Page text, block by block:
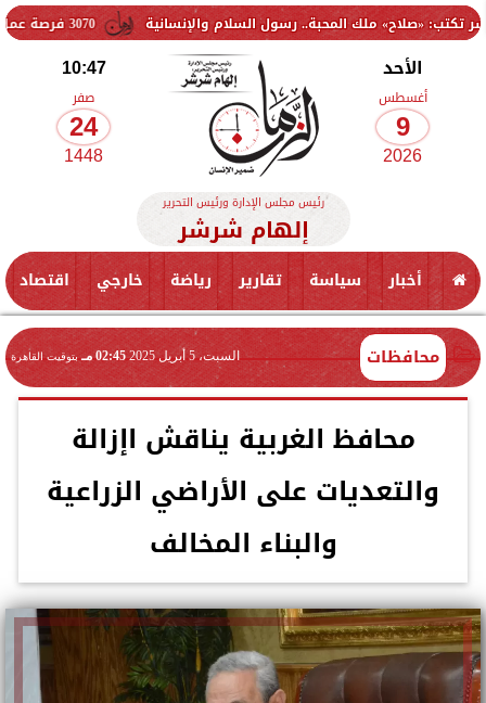
3070 فرصة عمل جديدة بالقطاع الخاص.. وظائف برواتب تصل إلى 9500 جنيه المحبة.. رسول السلام والإنسانية
الأحد
أغسطس
9
2026
10:47
صفر
24
1448
رئيس مجلس الإدارة ورئيس التحرير
إلهام شرشر
أخبار سياسة تقارير رياضة خارجي اقتصاد
محافظات السبت، 5 أبريل 2025 02:45 مـ بتوقيت القاهرة
محافظ الغربية يناقش اإزالة
والتعديات على الأراضي الزراعية
والبناء المخالف